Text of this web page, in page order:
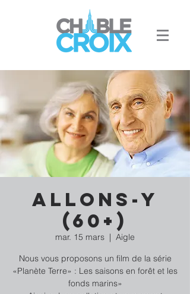
Allons-y
(60+)
mar. 15 mars
  |
Aigle
Nous vous proposons un film de la série
«Planète Terre» : Les saisons en forêt et les
fonds marins»